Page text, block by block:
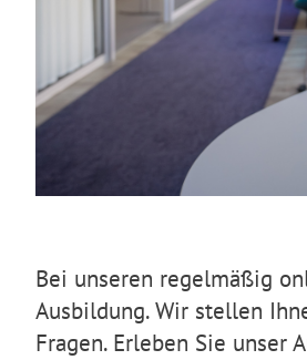
Bei unseren regelmäßig
Ausbildung. Wir stellen
Fragen. Erleben Sie